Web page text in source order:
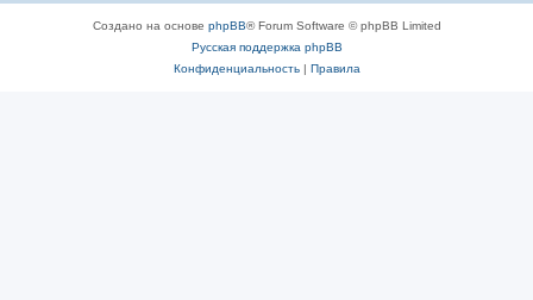
Создано на основе phpBB® Forum Software © phpBB Limited
Русская поддержка phpBB
Конфиденциальность| Правила